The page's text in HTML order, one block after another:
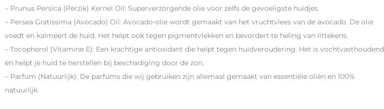
– Prunus Persica (Perzik) Kernel Oil: Superverzorgende olie voor zelfs de gevoeligste huidjes.
– Persea Gratissima (Avocado) Oil: Avocado-olie wordt gemaakt van het vruchtvlees van de avocado. De olie
voedt en kalmeert de huid. Het helpt ook tegen pigmentvlekken en bevordert te heling van littekens.
– Tocopherol (Vitamine E): Een krachtige antioxidant die helpt tegen huidveroudering. Het is vochtvasthoudend
en helpt je huid te herstellen bij beschadiging door de zon.
– Parfum (Natuurlijk): De parfums die wij gebruiken zijn allemaal gemaakt van essentiële oliën en 100%
natuurlijk.